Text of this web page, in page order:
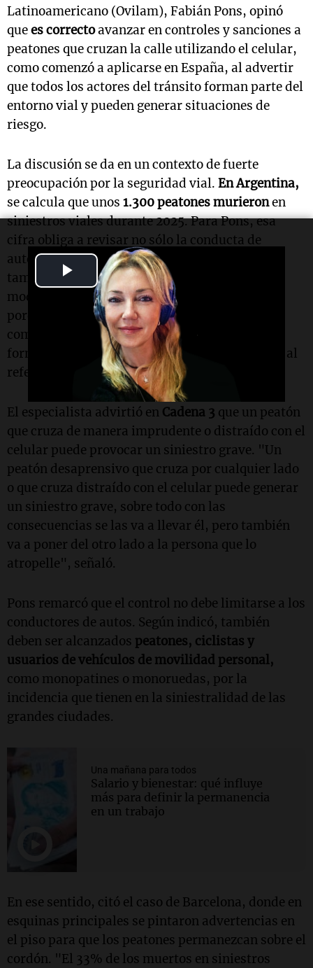
Play
Video
Latinoamericano (Ovilam), Fabián Pons, opinó
quees correctoavanzar en controles y sanciones a
peatones que cruzan la calle utilizando el celular,
como comenzó a aplicarse en España, al advertir
que todos los actores del tránsito forman parte del
entorno vial y pueden generar situaciones de
riesgo.
La discusión se da en un contexto de fuerte
preocupación por la seguridad vial. En Argentina,
se calcula que unos 1.300 peatones murieronen
siniestros viales durante 2025. Para Pons, esa
cifra obliga a revisar no sólo la conducta de
automovilistas, motociclistas y ciclistas, sino
también la de quienes circulan a pie.
modesto entender, creo que es algo correcto,
porque el tránsito se hace con todos los
componentes del entorno vial. Los peatones
forman parte de ese entorno vial", afirmó Pons al
referirse a las multas aplicadas en España.
El especialista advirtió en Cadena 3 que un peatón
que cruza de manera imprudente o distraído con el
celular puede provocar un siniestro grave. "Un
peatón desaprensivo que cruza por cualquier lado
o que cruza distraído con el celular puede generar
un siniestro grave, sobre todo con las
consecuencias se las va a llevar él, pero también
va a poner del otro lado a la persona que lo
atropelle", señaló.
Pons remarcó que el control no debe limitarse a los
conductores de autos. Según indicó, también
deben ser alcanzados peatones, ciclistas y
usuarios de vehículos de movilidad personal,
como monopatines o monoruedas, por la
incidencia que tienen en la siniestralidad de las
grandes ciudades.
Una mañana para todos
Salario y bienestar: qué influye
más para definir la permanencia
en un trabajo
En ese sentido, citó el caso de Barcelona, donde en
esquinas principales se pintaron advertencias en
el piso para que los peatones permanezcan sobre el
cordón. "El 33% de los muertos en siniestros